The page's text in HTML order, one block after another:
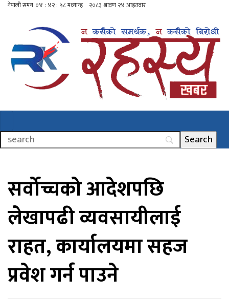
सर्वोच्चको आदेशपछि
लेखापढी व्यवसायीलाई
राहत, कार्यालयमा सहज
प्रवेश गर्न पाउने